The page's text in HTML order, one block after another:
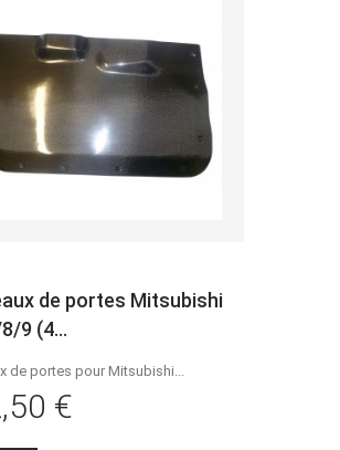
de portes Mitsubishi
9 (4...
de portes pour Mitsubishi...
€